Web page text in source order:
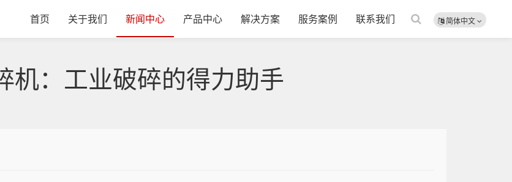
简体中文
首页 关于我们 新闻中心 产品中心 解决方案 服务案例 联系我们
机：工业破碎的得力助手